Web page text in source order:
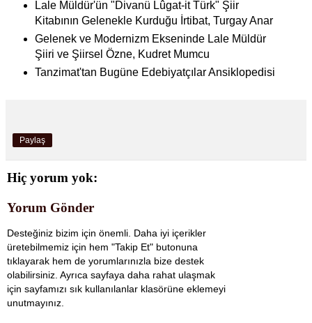
Lale Müldür'ün "Divanü Lûgat-it Türk" Şiir
Kitabının Gelenekle Kurduğu İrtibat, Turgay Anar
Gelenek ve Modernizm Ekseninde Lale Müldür
Şiiri ve Şiirsel Özne, Kudret Mumcu
Tanzimat'tan Bugüne Edebiyatçılar Ansiklopedisi
Paylaş
Hiç yorum yok:
Yorum Gönder
Desteğiniz bizim için önemli. Daha iyi içerikler
üretebilmemiz için hem "Takip Et" butonuna
tıklayarak hem de yorumlarınızla bize destek
olabilirsiniz. Ayrıca sayfaya daha rahat ulaşmak
için sayfamızı sık kullanılanlar klasörüne eklemeyi
unutmayınız.